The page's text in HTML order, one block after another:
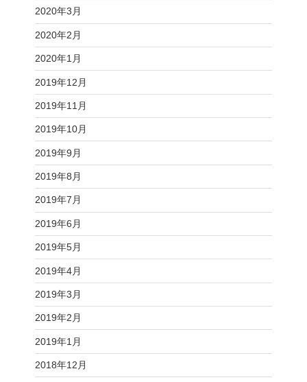
2020年3月
2020年2月
2020年1月
2019年12月
2019年11月
2019年10月
2019年9月
2019年8月
2019年7月
2019年6月
2019年5月
2019年4月
2019年3月
2019年2月
2019年1月
2018年12月